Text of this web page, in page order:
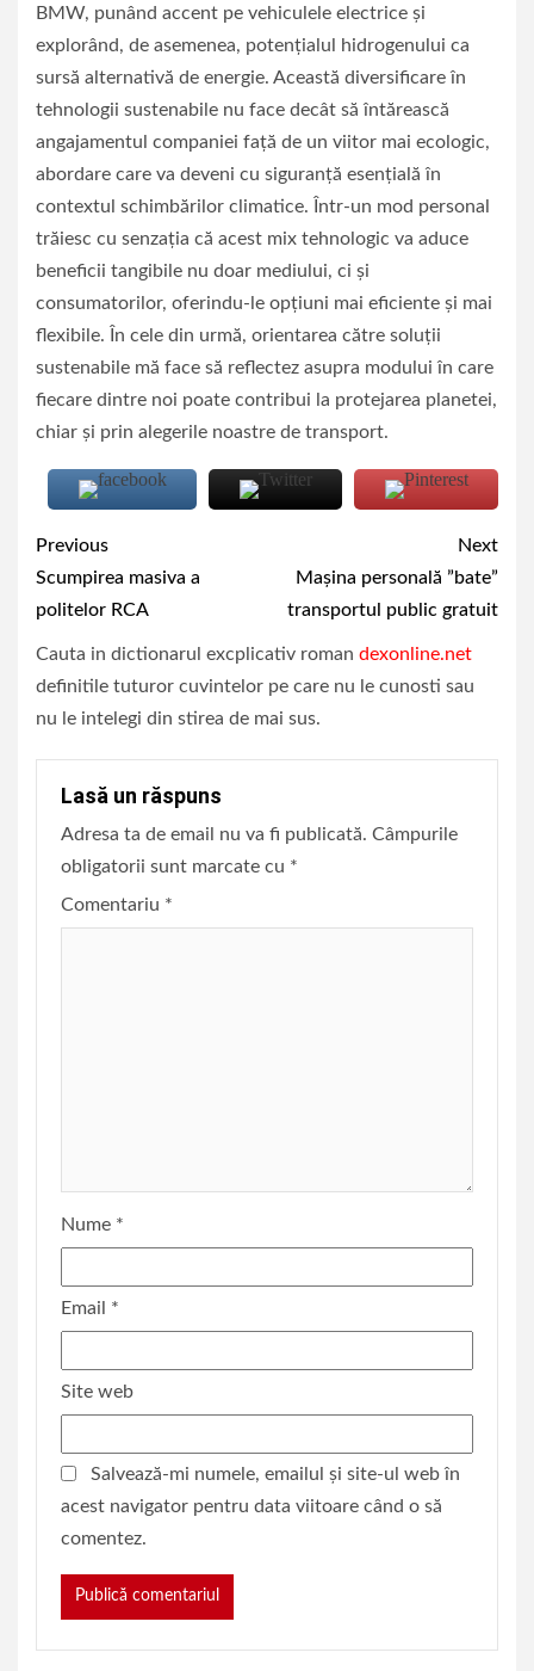
BMW, punând accent pe vehiculele electrice și
explorând, de asemenea, potențialul hidrogenului ca
sursă alternativă de energie. Această diversificare în
tehnologii sustenabile nu face decât să întărească
angajamentul companiei față de un viitor mai ecologic,
abordare care va deveni cu siguranță esențială în
contextul schimbărilor climatice. Într-un mod personal
trăiesc cu senzația că acest mix tehnologic va aduce
beneficii tangibile nu doar mediului, ci și
consumatorilor, oferindu-le opțiuni mai eficiente și mai
flexibile. În cele din urmă, orientarea către soluții
sustenabile mă face să reflectez asupra modului în care
fiecare dintre noi poate contribui la protejarea planetei,
chiar și prin alegerile noastre de transport.
Continue
Reading
Previous
Scumpirea masiva a
politelor RCA
Next
Mașina personală ”bate”
transportul public gratuit
Cauta in dictionarul excplicativ roman dexonline.net
definitile tuturor cuvintelor pe care nu le cunosti sau
nu le intelegi din stirea de mai sus.
Lasă un răspuns
Adresa ta de email nu va fi publicată. Câmpurile
obligatorii sunt marcate cu *
Comentariu *
Nume *
Email *
Site web
Salvează-mi numele, emailul și site-ul web în
acest navigator pentru data viitoare când o să
comentez.